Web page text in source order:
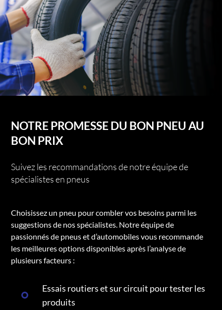
NOTRE PROMESSE DU BON PNEU AU
BON PRIX
Suivez les recommandations de notre équipe de
spécialistes en pneus
Choisissez un pneu pour combler vos besoins parmi les
suggestions de nos spécialistes. Notre équipe de
passionnés de pneus et d’automobiles vous recommande
les meilleures options disponibles après l’analyse de
plusieurs facteurs :
Essais routiers et sur circuit pour tester les
produits